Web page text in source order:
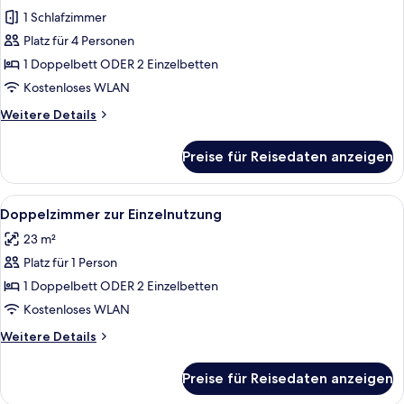
children)
für
Junior-
Suite
(4
adults)
anzeigen
1 Schlafzimmer
Platz für 4 Personen
1 Doppelbett ODER 2 Einzelbetten
Kostenloses WLAN
Weitere Details
Weitere
Suite
(4
adults)
Preise für Reisedaten anzeigen
Alle
Fotos
für
Doppelzimmer
zur
Einzelnutzung
anzeigen
Ein Hotelzimmer mit einem großen
8
Doppelzimmer zur Einzelnutzung
23 m²
Platz für 1 Person
1 Doppelbett ODER 2 Einzelbetten
Kostenloses WLAN
Weitere Details
Weitere
zur
Preise für Reisedaten anzeigen